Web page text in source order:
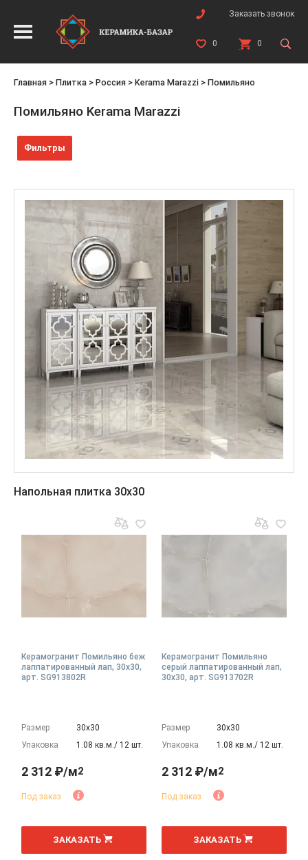
Заказать звонок
0 0
Главная > Плитка > Россия > Kerama Marazzi > Помильяно
Помильяно Kerama Marazzi
Фильтры
Напольная плитка 30x30
Керамогранит Помильяно беж
лаппатированный лап, 30x30,
арт. SG913802R
Размер
30х30
Упаковка
1.08 кв.м./ 12 шт.
2 312 ₽/м2
Под заказ
м
ЗАКАЗАТЬ
Керамогранит Помильяно
серый лаппатированный лап,
30x30, арт. SG913702R
Размер
30х30
Упаковка
1.08 кв.м./ 12 шт.
2 312 ₽/м2
Под заказ
м
ЗАКАЗАТЬ